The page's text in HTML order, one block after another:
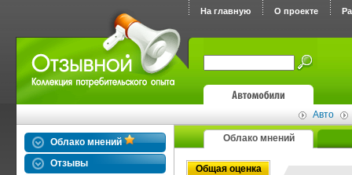
На главную О проекте
Авто
Облако мнений
Отзывы
Облако мнений
Общая оценка